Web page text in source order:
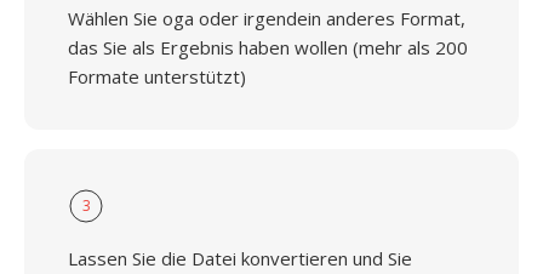
Wählen Sie oga oder irgendein anderes Format,
das Sie als Ergebnis haben wollen (mehr als 200
Formate unterstützt)
3
Lassen Sie die Datei konvertieren und Sie